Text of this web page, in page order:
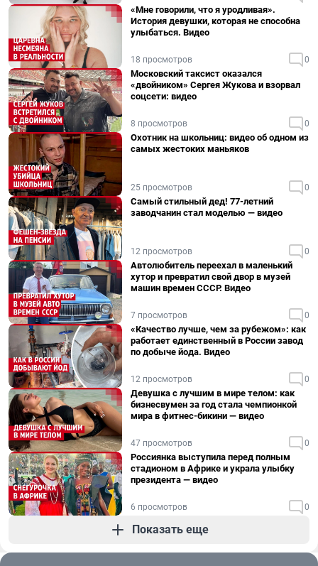
«Мне говорили, что я уродливая».
История девушки, которая не способна
улыбаться. Видео
18 просмотров 0
Московский таксист оказался
«двойником» Сергея Жукова и взорвал
соцсети: видео
8 просмотров 0
Охотник на школьниц: видео об одном из
самых жестоких маньяков
25 просмотров 0
Самый стильный дед! 77-летний
заводчанин стал моделью — видео
12 просмотров 0
Автолюбитель переехал в маленький
хутор и превратил свой двор в музей
машин времен СССР. Видео
7 просмотров 0
«Качество лучше, чем за рубежом»: как
работает единственный в России завод
по добыче йода. Видео
12 просмотров 0
Девушка с лучшим в мире телом: как
бизнесвумен за год стала чемпионкой
мира в фитнес-бикини — видео
47 просмотров 0
Россиянка выступила перед полным
стадионом в Африке и украла улыбку
президента — видео
6 просмотров 0
Показать еще